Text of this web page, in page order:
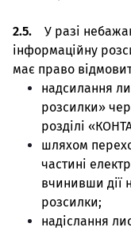
2.5.
У разі
інформаційну
має право
надсилання
розсилки»
розділі
шляхом
частині
вчинивши дії
розсилки;
надіслання